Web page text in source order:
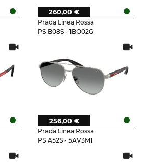
Prada Linea Rossa
PS B08S - 1BO02G
260,00 €
Prada Linea Rossa
PS A52S - 5AV3M1
256,00 €